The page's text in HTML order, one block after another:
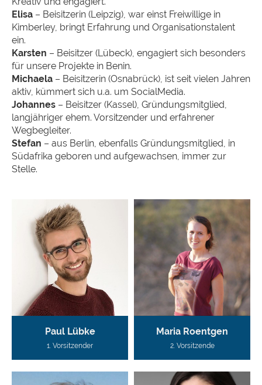
Elisa – Beisitzerin (Leipzig), war einst Freiwillige in
Kimberley, bringt Erfahrung und Organisationstalent
ein.
Karsten – Beisitzer (Lübeck), engagiert sich besonders
für unsere Projekte in Benin.
Michaela – Beisitzerin (Osnabrück), ist seit vielen Jahren
aktiv, kümmert sich u.a. um SocialMedia.
Johannes – Beisitzer (Kassel), Gründungsmitglied,
langjähriger ehem. Vorsitzender und erfahrener
Wegbegleiter.
Stefan – aus Berlin, ebenfalls Gründungsmitglied, in
Südafrika geboren und aufgewachsen, immer zur
Stelle.
Paul Lübke
1. Vorsitzender
Maria Roentgen
2. Vorsitzende